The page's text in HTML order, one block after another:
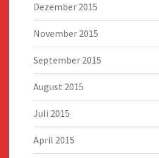
Dezember 2015
November 2015
September 2015
August 2015
Juli 2015
April 2015